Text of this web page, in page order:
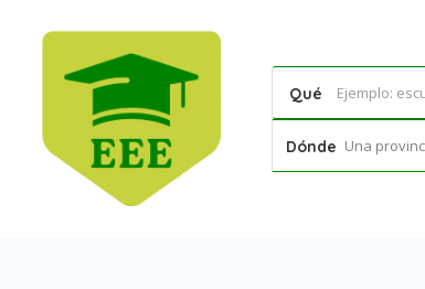
Qué
Dónde Una